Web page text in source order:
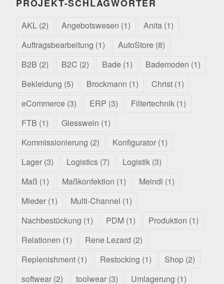
PROJEKT-SCHLAGWÖRTER
AKL (2) Angebotswesen (1) Anita (1)
Auftragsbearbeitung (1) AutoStore (8)
B2B (2) B2C (2) Bade (1) Bademoden (1)
Bekleidung (5) Brockmann (1) Christ (1)
eCommerce (3) ERP (3) Filtertechnik (1)
FTB (1) Giesswein (1)
Kommissionierung (2) Konfigurator (1)
Lager (3) Logistics (7) Logistik (3)
Maß (1) Maßkonfektion (1) Meindl (1)
Mieder (1) Multi-Channel (1)
Nachbestückung (1) PDM (1) Produktion (1)
Relationen (1) Rene Lezard (2)
Replenishment (1) Restocking (1) Shop (2)
softwear (2) toolwear (3) Umlagerung (1)